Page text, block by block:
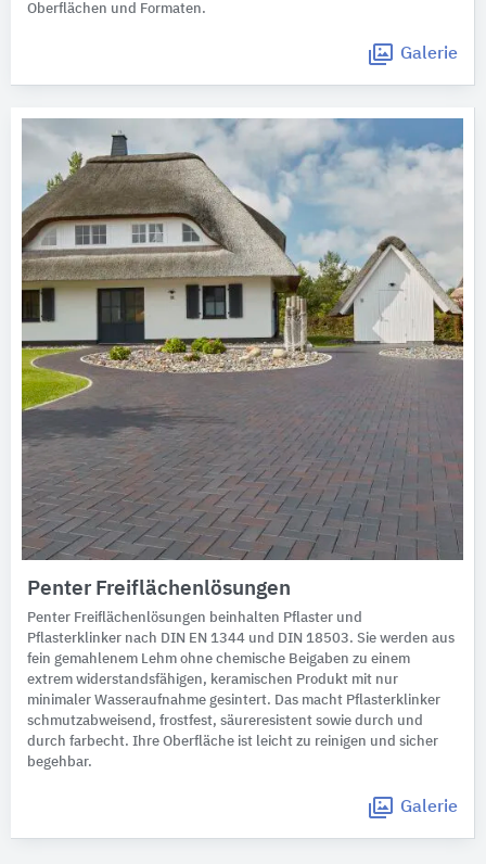
Oberflächen und Formaten.
Galerie
Penter Freiflächenlösungen
Penter Freiflächenlösungen beinhalten Pflaster und
Pflasterklinker nach DIN EN 1344 und DIN 18503. Sie werden aus
fein gemahlenem Lehm ohne chemische Beigaben zu einem
extrem widerstandsfähigen, keramischen Produkt mit nur
minimaler Wasseraufnahme gesintert. Das macht Pflasterklinker
schmutzabweisend, frostfest, säureresistent sowie durch und
durch farbecht. Ihre Oberfläche ist leicht zu reinigen und sicher
begehbar.
Galerie